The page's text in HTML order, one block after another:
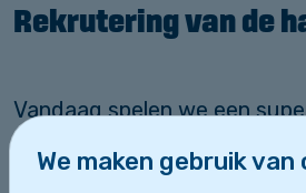
Rekrutering van de
Vandaag spelen we een
cool spel met de harmonie!!!
af want het belooft
We maken gebruik van